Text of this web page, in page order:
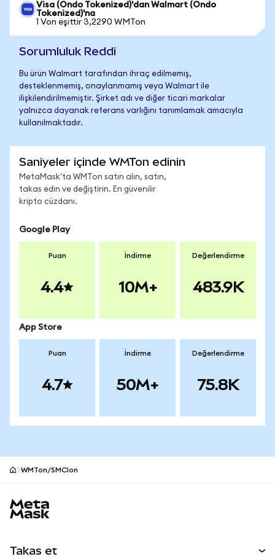
Visa (Ondo Tokenized)'dan Walmart (Ondo
Tokenized)'na
1 Von eşittir 3,2290 WMTon
Sorumluluk Reddi
Bu ürün Walmart tarafından ihraç edilmemiş,
desteklenmemiş, onaylanmamış veya Walmart ile
ilişkilendirilmemiştir. Şirket adı ve diğer ticari markalar
yalnızca dayanak referans varlığını tanımlamak amacıyla
kullanılmaktadır.
Saniyeler içinde WMTon edinin
MetaMask'ta WMTon satın alın, satın,
takas edin ve değiştirin. En güvenilir
kripto cüzdanı.
Google Play
Puan
4.4
İndirme
10M+
Değerlendirme
483.9K
App Store
Puan
4.7
İndirme
50M+
Değerlendirme
75.8K
WMTon/SMCIon
Takas et